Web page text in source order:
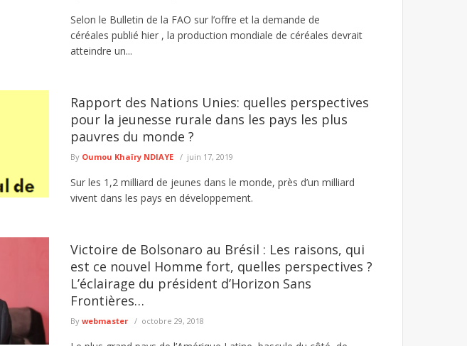
Selon le Bulletin de la FAO sur l’offre et la demande de
céréales publié hier , la production mondiale de céréales devrait
atteindre un...
Rapport des Nations Unies: quelles perspectives
pour la jeunesse rurale dans les pays les plus
pauvres du monde ?
By Oumou Khaïry NDIAYE juin 17, 2019
Sur les 1,2 milliard de jeunes dans le monde, près d’un milliard
vivent dans les pays en développement.
Victoire de Bolsonaro au Brésil : Les raisons, qui
est ce nouvel Homme fort, quelles perspectives ?
L’éclairage du président d’Horizon Sans
Frontières…
By webmaster octobre 29, 2018